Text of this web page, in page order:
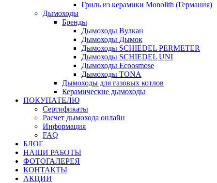
Гриль из керамики Monolith (Германия)
Дымоходы
Бренды
Дымоходы Вулкан
Дымоходы Дымок
Дымоходы SCHIEDEL PERMETER
Дымоходы SCHIEDEL UNI
Дымоходы Ecoosmose
Дымоходы TONA
Дымоходы для газовых котлов
Керамические дымоходы
ПОКУПАТЕЛЮ
Сертификаты
Расчет дымохода онлайн
Информация
FAQ
БЛОГ
НАШИ РАБОТЫ
ФОТОГАЛЕРЕЯ
КОНТАКТЫ
АКЦИИ